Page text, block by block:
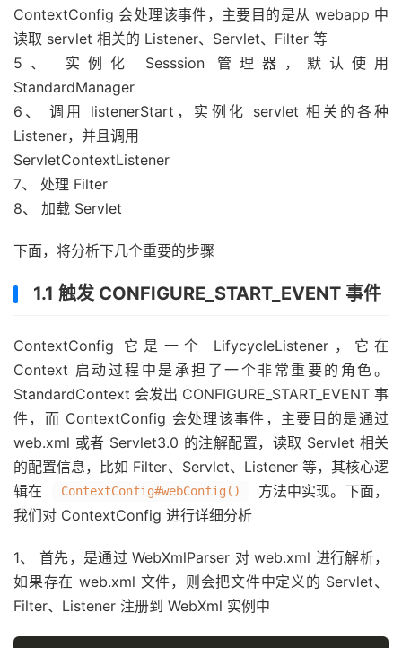
ContextConfig 会处理该事件，主要目的是从 webapp 中
读取 servlet 相关的 Listener、Servlet、Filter 等
5、 实例化 Sesssion 管理器，默认使用
StandardManager
6、 调用 listenerStart，实例化 servlet 相关的各种
Listener，并且调用
ServletContextListener
7、 处理 Filter
8、 加载 Servlet
下面，将分析下几个重要的步骤
1.1 触发 CONFIGURE_START_EVENT 事件
ContextConfig 它是一个 LifycycleListener，它在
Context 启动过程中是承担了一个非常重要的角色。
StandardContext 会发出 CONFIGURE_START_EVENT 事
件，而 ContextConfig 会处理该事件，主要目的是通过
web.xml 或者 Servlet3.0 的注解配置，读取 Servlet 相关
的配置信息，比如 Filter、Servlet、Listener 等，其核心逻
辑在
ContextConfig#webConfig()
方法中实现。下面，
我们对 ContextConfig 进行详细分析
1、 首先，是通过 WebXmlParser 对 web.xml 进行解析，
如果存在 web.xml 文件，则会把文件中定义的 Servlet、
Filter、Listener 注册到 WebXml 实例中